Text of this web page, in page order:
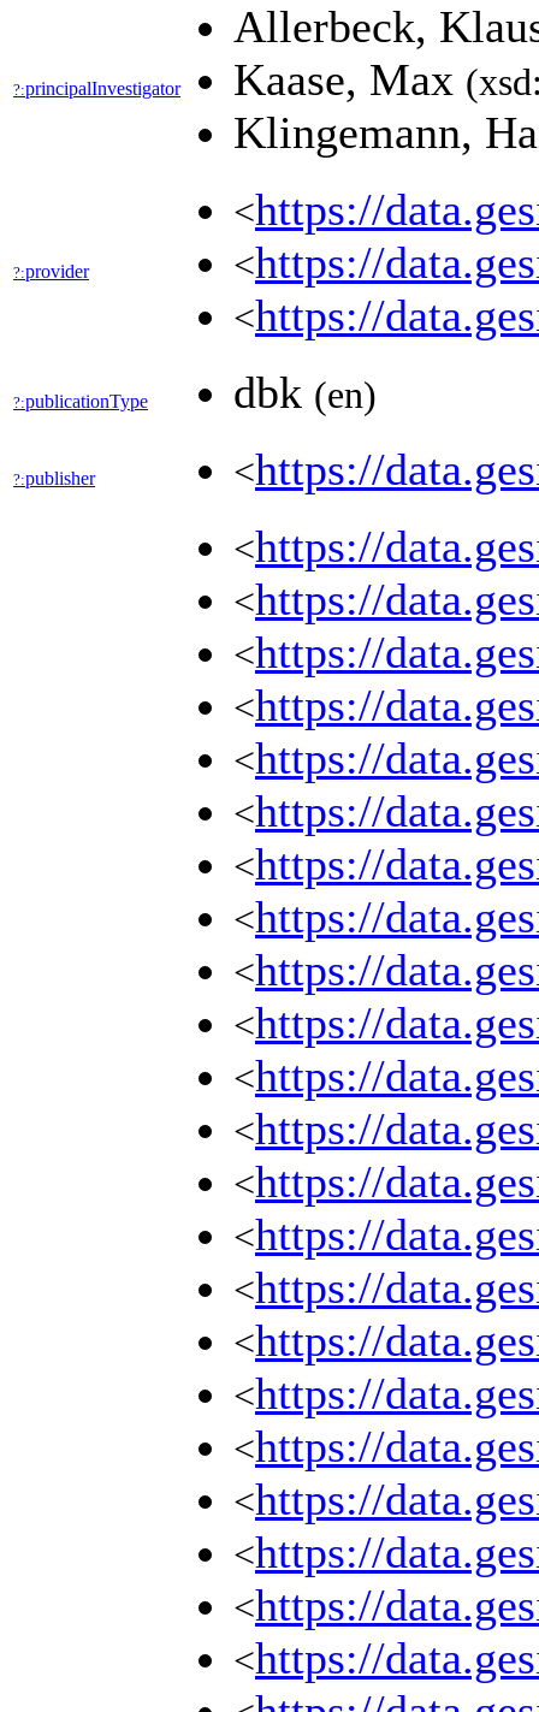
?:principalInvestigator
Allerbeck,
Kaase, Max
Klingemann,
?:provider
<https://
<https://
<https://
?:publicationType dbk (en)
?:publisher <https://
<https://
<https://
<https://
<https://
<https://
<https://
<https://
<https://
<https://
<https://
<https://
<https://
<https://
<https://
<https://
<https://
<https://
<https://
<https://
<https://
<https://
<https://